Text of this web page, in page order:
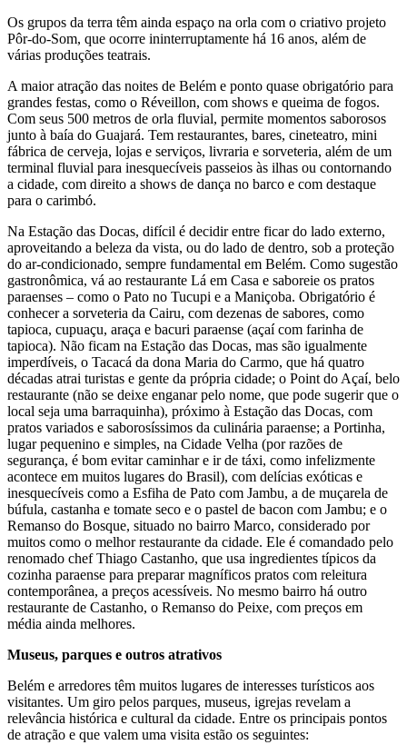
Os grupos da terra têm ainda espaço na orla com o criativo projeto
Pôr-do-Som, que ocorre ininterrupta­mente há 16 anos, além de
várias produções teatrais.
A maior atração das noites de Belém e ponto quase obrigatório para
grandes festas, como o Réveillon, com shows e queima de fogos.
Com seus 500 metros de orla fluvial, permite momentos saborosos
junto à baía do Guajará. Tem restaurantes, bares, cineteatro, mini
fábrica de cerveja, lojas e serviços, livraria e sorveteria, além de um
terminal fluvial para inesquecíveis passeios às ilhas ou contornando
a cidade, com direito a shows de dança no barco e com destaque
para o carimbó.
Na Estação das Docas, difícil é decidir entre ficar do lado externo,
aproveitando a beleza da vista, ou do lado de dentro, sob a proteção
do ar-condicionado, sempre fundamental em Belém. Como sugestão
gas­tronômica, vá ao restaurante Lá em Casa e saboreie os pratos
paraenses – como o Pato no Tucupi e a Maniço­ba. Obrigatório é
conhecer a sorveteria da Cairu, com dezenas de sabores, como
tapioca, cupuaçu, araça e bacuri paraense (açaí com farinha de
tapioca). Não fi­cam na Estação das Docas, mas são igualmente
imper­díveis, o Tacacá da dona Maria do Carmo, que há qua­tro
décadas atrai turistas e gente da própria cidade; o Point do Açaí, belo
restaurante (não se deixe enganar pelo nome, que pode sugerir que o
local seja uma bar­raquinha), próximo à Estação das Docas, com
pratos variados e saborosíssimos da culinária paraense; a Por­tinha,
lugar pequenino e simples, na Cidade Velha (por razões de
segurança, é bom evitar caminhar e ir de táxi, como infelizmente
acontece em muitos lugares do Brasil), com delícias exóticas e
inesquecíveis como a Esfiha de Pato com Jambu, a de muçarela de
búfula, castanha e tomate seco e o pastel de bacon com Jam­bu; e o
Remanso do Bosque, situado no bairro Marco, considerado por
muitos como o melhor restaurante da cidade. Ele é comandado pelo
renomado chef Thiago Castanho, que usa ingredientes típicos da
cozinha pa­raense para preparar magníficos pratos com releitura
contemporânea, a preços acessíveis. No mesmo bairro há outro
restaurante de Castanho, o Remanso do Pei­xe, com preços em
média ainda melhores.
Museus, parques e outros atrativos
Belém e arredores têm muitos lugares de interesses turísticos aos
visitantes. Um giro pelos parques, mu­seus, igrejas revelam a
relevância histórica e cultural da cidade. Entre os principais pontos
de atração e que valem uma visita estão os seguintes: